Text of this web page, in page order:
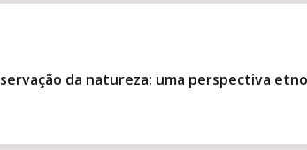
da natureza: uma perspectiva